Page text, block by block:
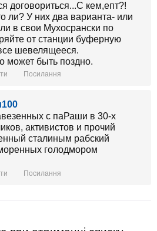
договориться...С кем,епт?!
ли? У них два варианта- или
в свои Мухосрански по
от станции буферную
шевелящееся.
может быть поздно.
Посилання
с паРаши в 30-х
активистов и прочий
сталиным рабский
голодмором
Посилання